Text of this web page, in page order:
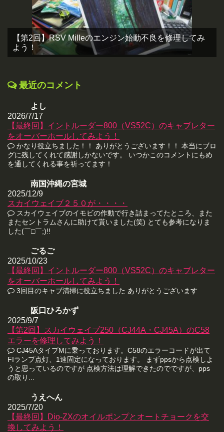
【第2回】RSV Milleのエンジン始動不良を修理してみ
よう！
最近のコメント
よし
2026/7/17
【最終回】イントルーダー800（VS52C）のキャブレター
をオーバーホールしてみよう！
かなり役立ちました！！ ありがとうございます！！ 本当にブロ
グに残してくれて感謝しかないです。 いつかこのコメントにもめ
を通してくれる事を祈ってます！
南国沖縄の宮城
2025/12/9
スカイウェイブ２５０が・・・・
スカイウェイブのイモビの作動で行き詰まってたところ、また
またセントラムさんに助けて貰いました(笑) とても参考になりま
した(￣□￣;)!!
ごるご
2025/10/23
【最終回】イントルーダー800（VS52C）のキャブレター
をオーバーホールしてみよう！
3回目のキャブ清掃に役立ちました ありがとうございます
阪口ひろかず
2025/9/7
【第2回】スカイウェイブ250（CJ44A・CJ45A）のC58
エラーを修理してみよう！
CJ45AタイプMに乗っております。C58のエラーコードが出て
FIランプ点灯、1速固定になっております。 まずppsから点検しよ
うと思っているのですが 点検方法は理解できたのでですが、pps
の取り...
うえへん
2025/7/20
【最終回】Dio-ZXのオイルポンプとオートチョークを交
換してみよう！